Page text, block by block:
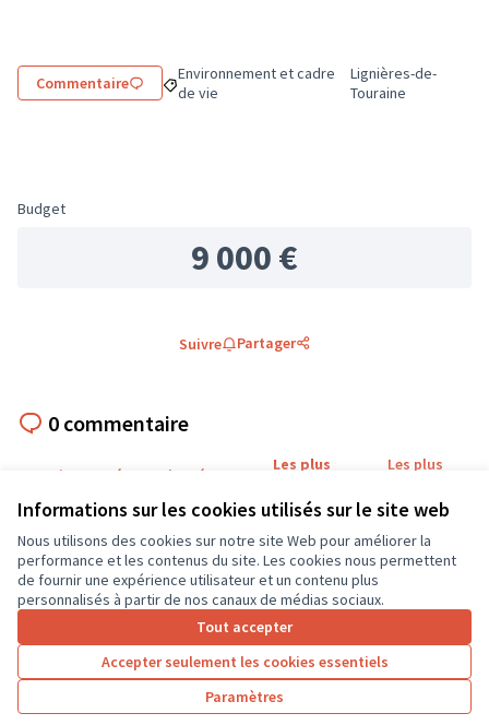
Informations sur les cookies utilisés sur le site web
Nous utilisons des cookies sur notre site Web pour améliorer la
performance et les contenus du site. Les cookies nous permettent
de fournir une expérience utilisateur et un contenu plus
personnalisés à partir de nos canaux de médias sociaux.
Tout accepter
Accepter seulement les cookies essentiels
Paramètres
Commentaire Filtrer les résultats de la catégorie :
Environnement et cadre
de vie
Filtrer les résultats
Lignières-de-
Touraine
Budget
9 000 €
Suivre Partager
0 commentaire
Les mieux notés Les plus récents
Les plus
Les plus
Commentaire supprimé le 17/10/2024 19:56
créez un compte
commentaire.
Référence : -PROJ-2024-10-114